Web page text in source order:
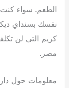
الطعم. سواء كنت
نفسك بسنداي
كريم التي لن
مصر.
معلومات حول